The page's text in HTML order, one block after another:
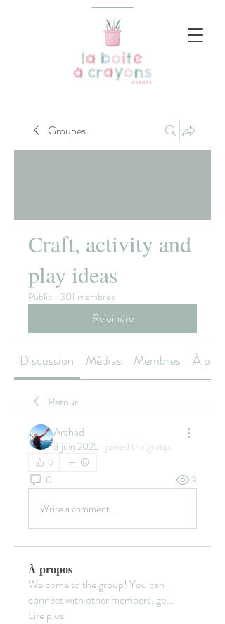
Groupes
Craft, activity and
play ideas
Public · 301 membres
Rejoindre
Discussion Médias Membres À
Retour
Arshad
3 juin 2025 · joined the group.
0
0 3
Write a comment...
À propos
Welcome to the group! You can
connect with other members, ge...
Lire plus